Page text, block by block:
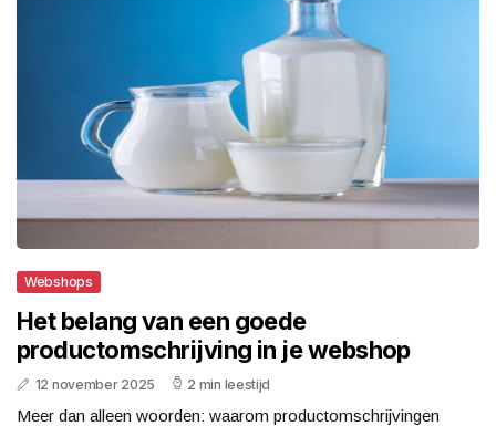
Webshops
Het belang van een goede
productomschrijving in je webshop
12 november 2025 2 min leestijd
Meer dan alleen woorden: waarom productomschrijvingen